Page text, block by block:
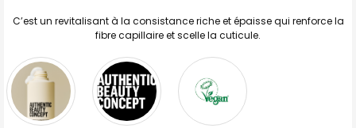
C’est un revitalisant à la consistance riche et épaisse qui renforce la
fibre capillaire et scelle la cuticule.